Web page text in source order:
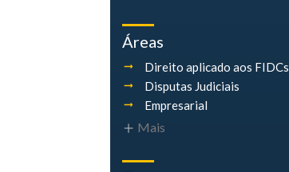
Áreas
Direito aplicado aos FIDCs
Disputas Judiciais
Empresarial
Mais